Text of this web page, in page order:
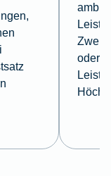
oder